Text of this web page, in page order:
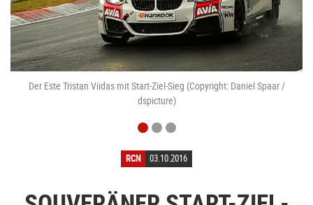
Der Este Tristan Viidas mit Start-Ziel-Sieg (Copyright: Daniel Spaar /
dspicture)
RCN 03.10.2016